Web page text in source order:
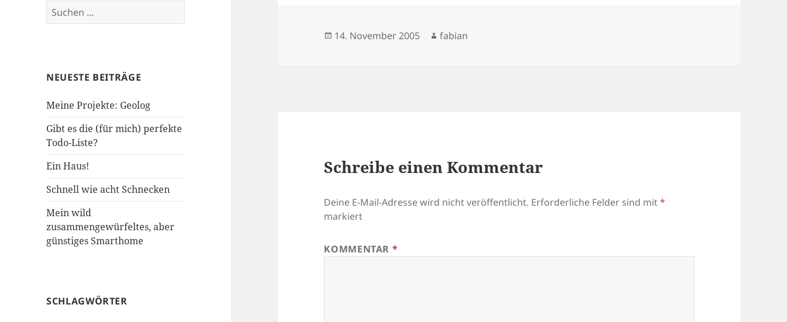
Suchen
nach:
NEUESTE BEITRÄGE
Meine Projekte: Geolog
Gibt es die (für mich) perfekte
Todo-Liste?
Ein Haus!
Schnell wie acht Schnecken
Mein wild
zusammengewürfeltes, aber
günstiges Smarthome
SCHLAGWÖRTER
Veröffentlicht
14. November 2005 Autor
fabian
Schreibe einen Kommentar
Deine E-Mail-Adresse wird nicht veröffentlicht. Erforderliche Felder sind mit*
markiert
KOMMENTAR *